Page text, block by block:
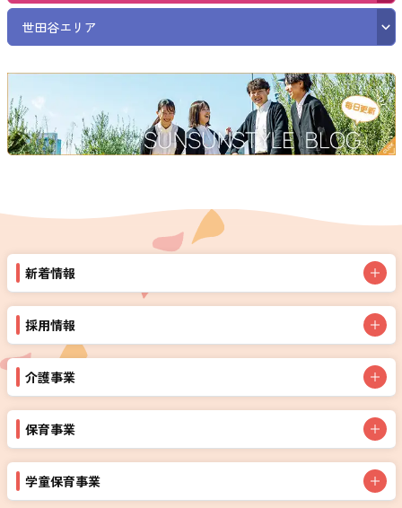
世田谷エリア
新着情報
採用情報
介護事業
保育事業
学童保育事業